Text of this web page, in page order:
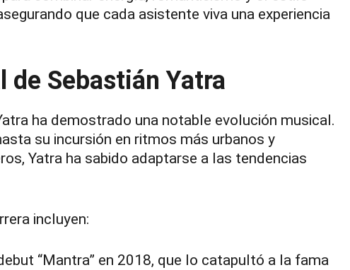
que cada asistente viva una experiencia
de Sebastián Yatra
ha demostrado una notable evolución musical.
su incursión en ritmos más urbanos y
Yatra ha sabido adaptarse a las tendencias
incluyen:
“Mantra” en 2018, que lo catapultó a la fama